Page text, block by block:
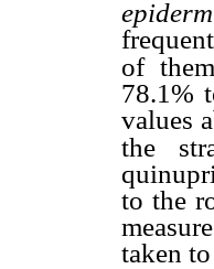
of
78.1%
values
the
to the
taken